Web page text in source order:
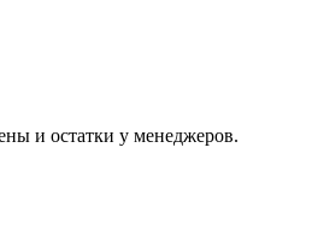
и остатки у менеджеров.